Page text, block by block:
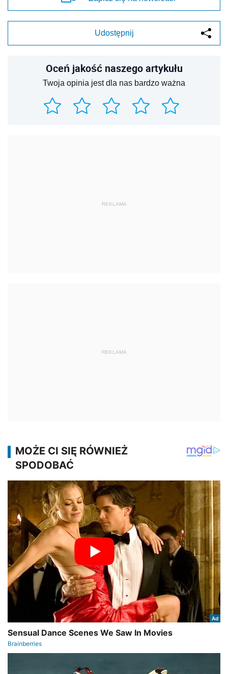
Udostępnij
Oceń jakość naszego artykułu
Twoja opinia jest dla nas bardzo ważna
REKLAMA
REKLAMA